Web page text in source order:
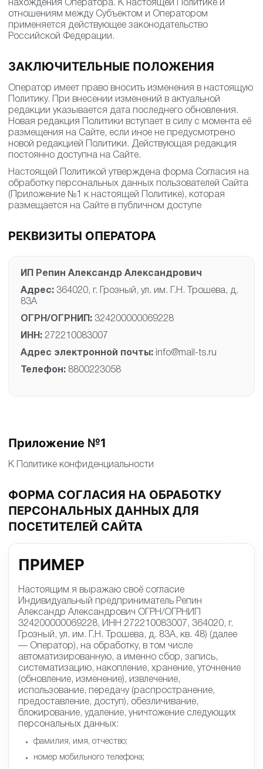
нахождения Оператора. К настоящей Политике и
отношениям между Субъектом и Оператором
применяется действующее законодательство
Российской Федерации.
ЗАКЛЮЧИТЕЛЬНЫЕ ПОЛОЖЕНИЯ
Оператор имеет право вносить изменения в настоящую
Политику. При внесении изменений в актуальной
редакции указывается дата последнего обновления.
Новая редакция Политики вступает в силу с момента её
размещения на Сайте, если иное не предусмотрено
новой редакцией Политики. Действующая редакция
постоянно доступна на Сайте.
Настоящей Политикой утверждена форма Согласия на
обработку персональных данных пользователей Сайта
(Приложение №1 к настоящей Политике), которая
размещается на Сайте в публичном доступе
РЕКВИЗИТЫ ОПЕРАТОРА
ИП Репин Александр Александрович
Адрес: 364020, г. Грозный, ул. им. Г.Н. Трошева, д.
83А
ОГРН/ОГРНИП: 324200000069228
ИНН: 272210083007
Адрес электронной почты: info@mail-ts.ru
Телефон: 8800223058
Приложение №1
К Политике конфиденциальности
ФОРМА СОГЛАСИЯ НА ОБРАБОТКУ
ПЕРСОНАЛЬНЫХ ДАННЫХ ДЛЯ
ПОСЕТИТЕЛЕЙ САЙТА
ПРИМЕР
Настоящим я выражаю своё согласие
Индивидуальный предприниматель Репин
Александр Александрович ОГРН/ОГРНИП
324200000069228, ИНН 272210083007, 364020, г.
Грозный, ул. им. Г.Н. Трошева, д. 83А, кв. 48) (далее
— Оператор), на обработку, в том числе
автоматизированную, а именно сбор, запись,
систематизацию, накопление, хранение, уточнение
(обновление, изменение), извлечение,
использование, передачу (распространение,
предоставление, доступ), обезличивание,
блокирование, удаление, уничтожение следующих
персональных данных:
фамилия, имя, отчество;
номер мобильного телефона;